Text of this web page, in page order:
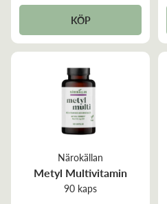
KÖP
Närokällan
Metyl Multivitamin
90 kaps